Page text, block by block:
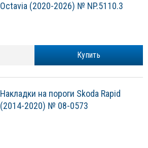
Octavia (2020-2026) № NP.5110.3
Купить
Накладки на пороги Skoda Rapid
(2014-2020) № 08-0573